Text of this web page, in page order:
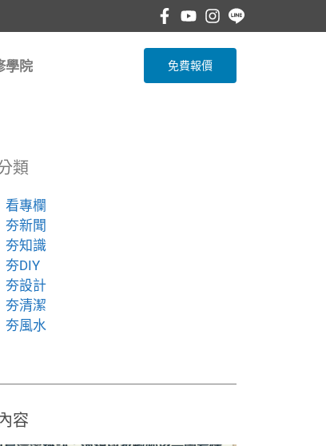
學院 免費報價
類
看專欄
夯新聞
夯知識
夯DIY
夯設計
夯清潔
夯風水
容